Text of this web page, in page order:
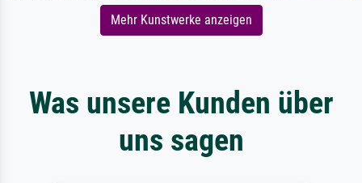
Mehr Kunstwerke anzeigen
Was unsere Kunden über
uns sagen